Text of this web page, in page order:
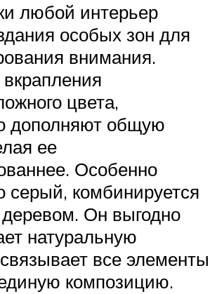
любой интерьер
особых зон для
внимания.
цвета,
дополняют общую
ее
Особенно
серый, комбинируется
деревом. Он выгодно
натуральную
все элементы
композицию.